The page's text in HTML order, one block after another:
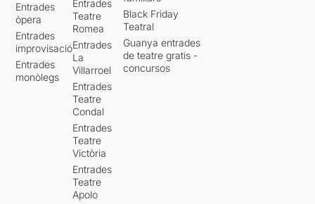
Entrades
òpera
Entrades
improvisació
Entrades
monòlegs
Entrades
Teatre
Romea
Entrades
La
Villarroel
Entrades
Teatre
Condal
Entrades
Teatre
Victòria
Entrades
Teatre
Apolo
Black Friday
Teatral
Guanya entrades
de teatre gratis -
concursos